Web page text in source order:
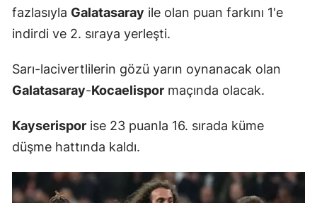
fazlasıyla Galatasaray ile olan puan farkını 1'e
indirdi ve 2. sıraya yerleşti.
Sarı-lacivertlilerin gözü yarın oynanacak olan
Galatasaray-Kocaelispor maçında olacak.
Kayserispor ise 23 puanla 16. sırada küme
düşme hattında kaldı.